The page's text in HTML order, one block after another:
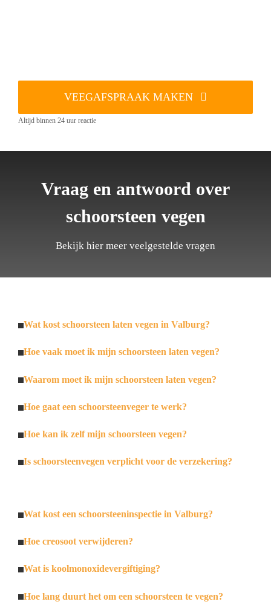
VEEGAFSPRAAK MAKEN
Altijd binnen 24 uur reactie
Vraag en antwoord over
schoorsteen vegen
Bekijk hier meer veelgestelde vragen
Wat kost schoorsteen laten vegen in Valburg?
Hoe vaak moet ik mijn schoorsteen laten vegen?
Waarom moet ik mijn schoorsteen laten vegen?
Hoe gaat een schoorsteenveger te werk?
Hoe kan ik zelf mijn schoorsteen vegen?
Is schoorsteenvegen verplicht voor de verzekering?
Wat kost een schoorsteeninspectie in Valburg?
Hoe creosoot verwijderen?
Wat is koolmonoxidevergiftiging?
Hoe lang duurt het om een schoorsteen te vegen?